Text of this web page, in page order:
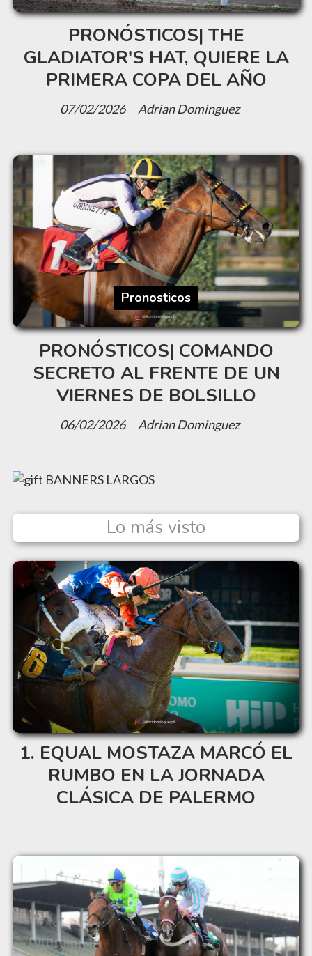
PRONÓSTICOS| THE
GLADIATOR'S HAT, QUIERE LA
PRIMERA COPA DEL AÑO
Adrian Dominguez
07/02/2026
PRONÓSTICOS| COMANDO
SECRETO AL FRENTE DE UN
VIERNES DE BOLSILLO
Adrian Dominguez
Pronosticos
06/02/2026
Lo más visto
EQUAL MOSTAZA MARCÓ EL
RUMBO EN LA JORNADA
CLÁSICA DE PALERMO